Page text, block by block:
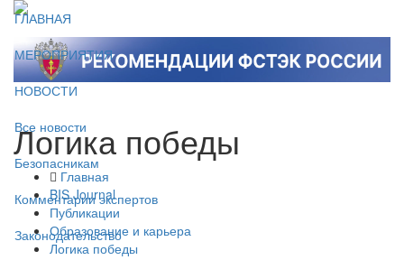
ГЛАВНАЯ
МЕРОПРИЯТИЯ
НОВОСТИ
Все новости
Безопасникам
Комментарии экспертов
Законодательство
Логика победы
Главная
BIS Journal
Публикации
Образование и карьера
Логика победы